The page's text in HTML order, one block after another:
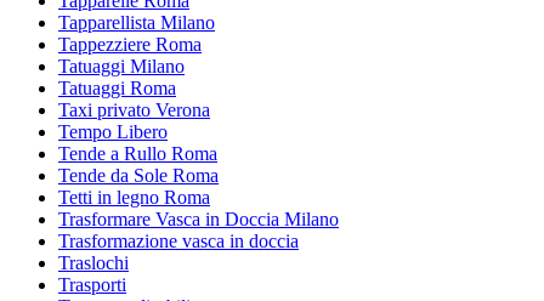
Tapparellista Milano
Tappezziere Roma
Tatuaggi Milano
Tatuaggi Roma
Taxi privato Verona
Tempo Libero
Tende a Rullo Roma
Tende da Sole Roma
Tetti in legno Roma
Trasformare Vasca in Doccia Milano
Trasformazione vasca in doccia
Traslochi
Trasporti